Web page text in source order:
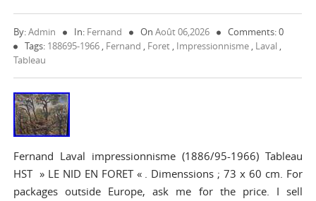
By:Admin In: Fernand OnAoût 06,2026
Comments: 0
Tags: 188695-1966 , Fernand , Foret , Impressionnisme , Laval ,
Tableau
Fernand Laval impressionnisme (1886/95-1966) Tableau
HST » LE NID EN FORET « . Dimenssions ; 73 x 60 cm. For
packages outside Europe, ask me for the price. I sell